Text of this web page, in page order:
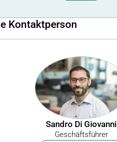
Kontaktperson
Sandro Di Giovanni
Geschäftsführer